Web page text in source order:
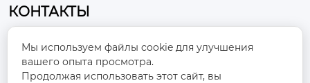
КОНТАКТЫ

район Чжоуцунь, город Цзыбо, провинция
Шаньдун
Мы используем файлы cookie для улучшения
вашего опыта просмотра.
Продолжая использовать этот сайт, вы